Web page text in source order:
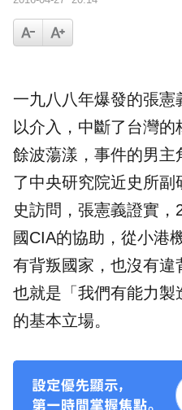
一九八八年爆發的張憲
以介入，中斷了台灣的
餘波蕩漾，事件的男主
了中央研究院近史所
史訪問，張憲義證實
國CIA的協助，從小港
有背叛國家，也沒有違
也就是「我們有能力製
的基本立場。